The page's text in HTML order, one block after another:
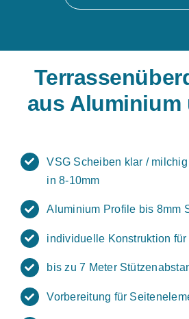
aus Aluminium
VSG Scheiben klar / milchig
in 8-10mm
Aluminium Profile bis 8mm
individuelle Konstruktion
bis zu 7 Meter
Vorbereitung für